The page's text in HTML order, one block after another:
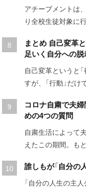
アチーブメントは
り全校生徒対象に
まとめ 自己変革
足いく自分への脱
自己変革というと
すが、「行動」だ
コロナ自粛で夫
めの4つの質問
自粛生活によって
えたこの期間。も
誰しもが「自分の
「自分の人生の主